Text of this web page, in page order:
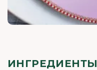
ИНГРЕДИЕНТЫ